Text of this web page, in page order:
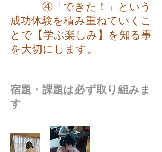
④「できた！」という
成功体験を積み重ねていくこ
とで【学ぶ楽しみ】を知る事
を大切にします。
​宿題・課題は必ず取り組みま
す